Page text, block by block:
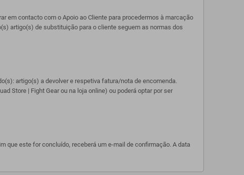
em contacto com o Apoio ao Cliente para procedermos à marcação
artigo(s) de substituição para o cliente seguem as normas dos
artigo(s) a devolver e respetiva fatura/nota de encomenda.
Store | Fight Gear ou na loja online) ou poderá optar por ser
que este for concluído, receberá um e-mail de confirmação. A data